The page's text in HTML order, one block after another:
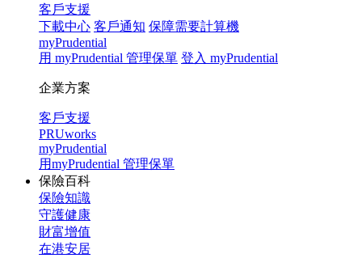
客戶支援
下載中心 客戶通知 保障需要計算機
myPrudential
用 myPrudential 管理保單 登入 myPrudential
企業方案
客戶支援
PRUworks
myPrudential
用myPrudential 管理保單
保險百科
保險知識
守護健康
財富增值
在港安居